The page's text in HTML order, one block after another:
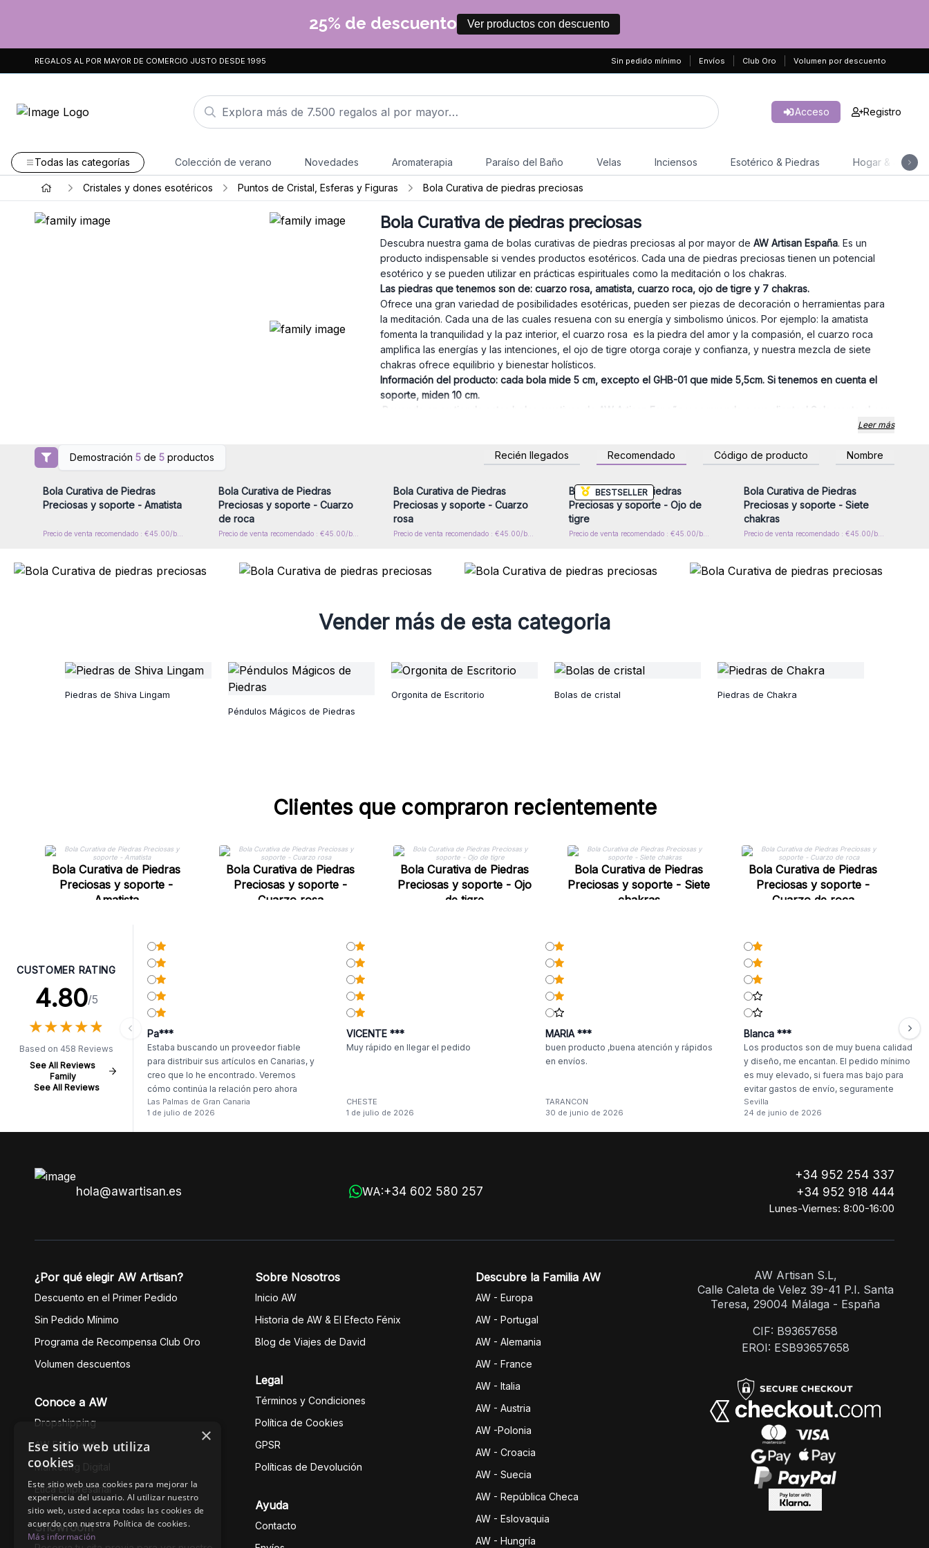
25% de descuento Ver productos con descuento
REGALOS AL POR MAYOR DE COMERCIO JUSTO DESDE 1995 Sin pedido mínimo Envíos Club Oro Volumen por descuento
Acceso Registro
Todas las categorías Colección de verano Novedades Aromaterapia Paraíso del Baño Velas Inciensos Esotérico & Piedras Hogar & Jardín
Cristales y dones esotéricos Puntos de Cristal, Esferas y Figuras Bola Curativa de piedras preciosas
Bola Curativa de piedras preciosas
Descubra nuestra gama de bolas curativas de piedras preciosas al por mayor de AW Artisan España. Es un
producto indispensable si vendes productos esotéricos. Cada una de piedras preciosas tienen un potencial
esotérico y se pueden utilizar en prácticas espirituales como la meditación o los chakras.
Las piedras que tenemos son de: cuarzo rosa, amatista, cuarzo roca, ojo de tigre y 7 chakras.
Ofrece una gran variedad de posibilidades esotéricas, pueden ser piezas de decoración o herramientas para
la meditación. Cada una de las cuales resuena con su energía y simbolismo únicos. Por ejemplo: la amatista
fomenta la tranquilidad y la paz interior, el cuarzo rosa es la piedra del amor y la compasión, el cuarzo roca
amplifica las energías y las intenciones, el ojo de tigre otorga coraje y confianza, y nuestra mezcla de siete
chakras ofrece equilibrio y bienestar holísticos.
Información del producto: cada bola mide 5 cm, excepto el GHB-01 que mide 5,5cm. Si tenemos en cuenta el
soporte, miden 10 cm.
¡Revenda en su tienda estas bolas curativas de AW Artisan España y sorprenda a sus clientes! Solo venta al por
Leer más
Demostración 5de 5productos Recién llegados Recomendado Código de producto Nombre
Inicie sesión o regístrese para
obtener precios al por mayor
Bola Curativa de Piedras
Preciosas y soporte - Amatista
Bola Curativa de Piedras
Preciosas y soporte - Cuarzo
de roca
Precio de venta recomendado : €45.00/ball
Inicie sesión o regístrese para
obtener precios al por mayor
Bola Curativa de Piedras
Preciosas y soporte - Cuarzo
rosa
BESTSELLER
Inicie sesión o regístrese para
obtener precios al por mayor
Bola Curativa de Piedras
Preciosas y soporte - Ojo de
tigre
Precio de venta recomendado : €45.00/ball
Inicie sesión o regístrese para
obtener precios al por mayor
Bola Curativa de Piedras
Preciosas y soporte - Siete
chakras
Vender más de esta categoria
Piedras de Shiva Lingam
Péndulos Mágicos de Piedras
Orgonita de Escritorio Bolas de cristal Piedras de Chakra
Clientes que compraron recientemente
Bola Curativa de Piedras
Preciosas y soporte -
Amatista
Bola Curativa de Piedras
Preciosas y soporte -
Cuarzo rosa
Bola Curativa de Piedras
Preciosas y soporte - Ojo
de tigre
Bola Curativa de Piedras
Preciosas y soporte - Siete
chakras
Bola Curativa de Piedras
Preciosas y soporte -
Cuarzo de roca
CUSTOMER RATING
4.80/5
★★★★★
★★★★★
Based on 458 Reviews
See All Reviews
Family
See All Reviews
Pa***
Estaba buscando un proveedor fiable
para distribuir sus artículos en Canarias, y
creo que lo he encontrado. Veremos
cómo continúa la relación pero ahora
mismo el primer pedido me deja muy
satisfecho. Llego antes de tiempo, y, sin
ser dos productos, lo demás llego
Las Palmas de Gran Canaria
1 de julio de 2026
VICENTE ***
Muy rápido en llegar el pedido
CHESTE
1 de julio de 2026
MARIA ***
buen producto ,buena atención y rápidos
en envíos.
TARANCON
30 de junio de 2026
Blanca ***
Los productos son de muy buena calidad
y diseño, me encantan. El pedido mínimo
es muy elevado, si fuera mas bajo para
evitar gastos de envío, seguramente
haría compras más a menudo.
Sevilla
24 de junio de 2026
hola@awartisan.es WA:+34 602 580 257
+34 952 254 337
+34 952 918 444
Lunes-Viernes: 8:00-16:00
¿Por qué elegir AW Artisan?
Descuento en el Primer Pedido
Sin Pedido Mínimo
Programa de Recompensa Club Oro
Volumen descuentos
Conoce a AW
Dropshipping
AW Fulfilment
Marketing Digital
Ética Empresarial
Showroom
Sobre Nosotros
Inicio AW
Historia de AW & El Efecto Fénix
Blog de Viajes de David
Legal
Términos y Condiciones
Política de Cookies
GPSR
Políticas de Devolución
Ayuda
Contacto
Descubre la Familia AW
AW - Europa
AW - Portugal
AW - Alemania
AW - France
AW - Italia
AW - Austria
AW -Polonia
AW - Croacia
AW - Suecia
AW - República Checa
AW - Eslovaquia
AW - Hungría
AW Artisan S.L,
Calle Caleta de Velez 39-41 P.I. Santa
Teresa, 29004 Málaga - España
CIF: B93657658
EROI: ESB93657658
×
Ese sitio web utiliza
cookies
Este sitio web usa cookies para mejorar la
experiencia del usuario. Al utilizar nuestro
sitio web, usted acepta todas las cookies de
acuerdo con nuestra Política de cookies.
Más información